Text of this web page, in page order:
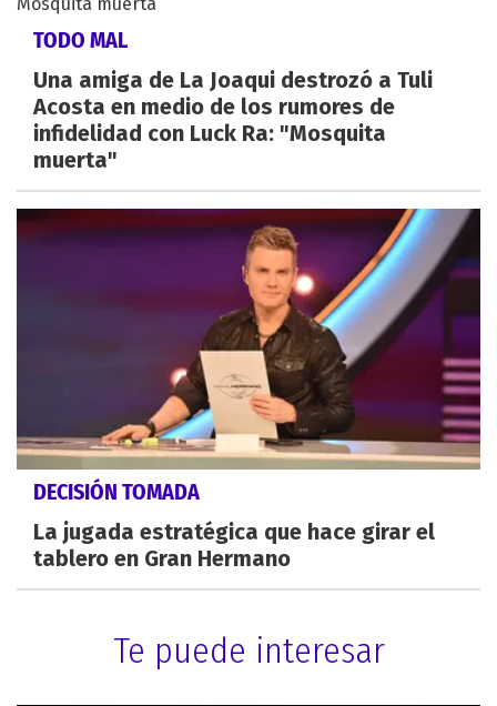
TODO MAL
Una amiga de La Joaqui destrozó a Tuli
Acosta en medio de los rumores de
infidelidad con Luck Ra: "Mosquita
muerta"
DECISIÓN TOMADA
La jugada estratégica que hace girar el
tablero en Gran Hermano
Te puede interesar